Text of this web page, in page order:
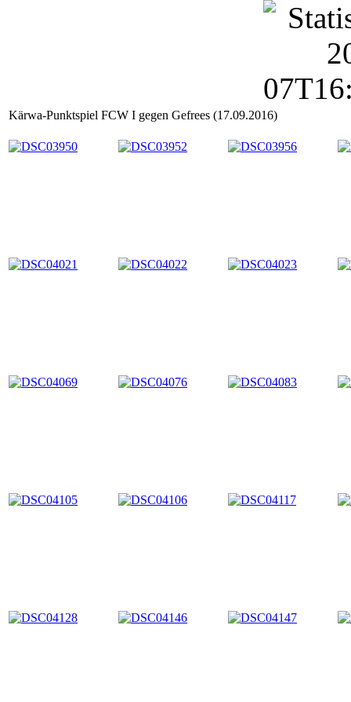
Kärwa-Punktspiel FCW I gegen Gefrees (17.09.2016)